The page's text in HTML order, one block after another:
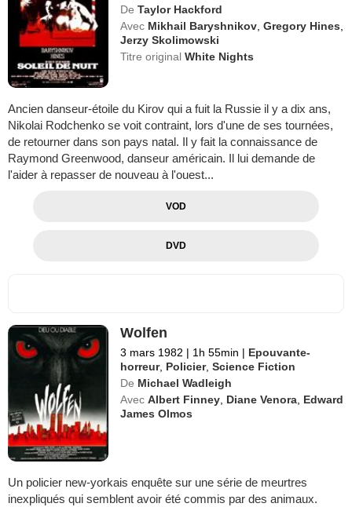
De Taylor Hackford
Avec Mikhail Baryshnikov,Gregory Hines,
Jerzy Skolimowski
Titre originalWhite Nights
Ancien danseur-étoile du Kirov qui a fuit la Russie il y a dix ans,
Nikolai Rodchenko se voit contraint, lors d'une de ses tournées,
de retourner dans son pays natal. Il y fait la connaissance de
Raymond Greenwood, danseur américain. Il lui demande de
l'aider à repasser de nouveau à l'ouest...
VOD
DVD
Wolfen
3 mars 1982 | 1h 55min | Epouvante-
horreur, Policier,Science Fiction
De Michael Wadleigh
Avec Albert Finney, Diane Venora, Edward
James Olmos
Un policier new-yorkais enquête sur une série de meurtres
inexpliqués qui semblent avoir été commis par des animaux.